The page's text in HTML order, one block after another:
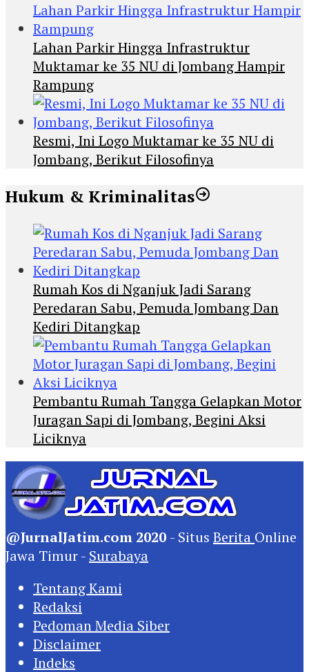
Lahan Parkir Hingga Infrastruktur
Muktamar ke 35 NU di Jombang Hampir
Rampung
Resmi, Ini Logo Muktamar ke 35 NU di
Jombang, Berikut Filosofinya
Hukum & Kriminalitas
Rumah Kos di Nganjuk Jadi Sarang
Peredaran Sabu, Pemuda Jombang Dan
Kediri Ditangkap
Pembantu Rumah Tangga Gelapkan Motor
Juragan Sapi di Jombang, Begini Aksi
Liciknya
@JurnalJatim.com 2020 - Situs Berita Online
Jawa Timur - Surabaya
Tentang Kami
Redaksi
Pedoman Media Siber
Disclaimer
Indeks